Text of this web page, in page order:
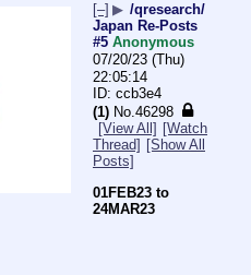
[–] ▶ /qresearch/
Japan Re-Posts
#5 Anonymous
07/20/23 (Thu)
22:05:14
ccb3e4
(1) No.46298
[View All] [Watch
Thread] [Show All
Posts]
01FEB23 to
24MAR23